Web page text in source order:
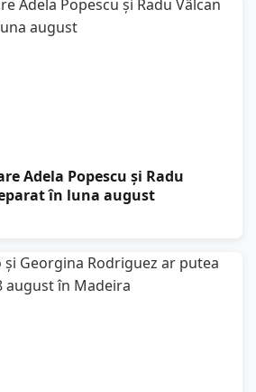
Adela Popescu și Radu
în luna august